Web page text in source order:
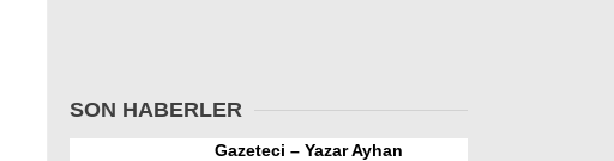
SON HABERLER
Gazeteci – Yazar Ayhan